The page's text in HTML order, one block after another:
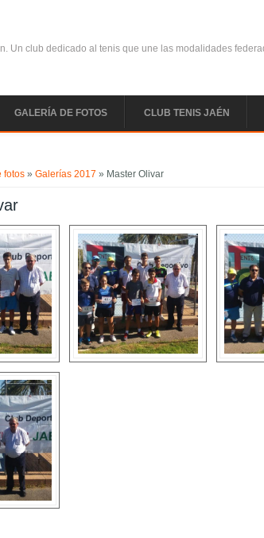
Un club dedicado al tenis que une las modalidades
GALERÍA DE FOTOS CLUB TENIS JAÉN
fotos »Galerías 2017 » Master Olivar